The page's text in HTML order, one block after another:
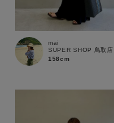
mai
SUPER SHOP 鳥取店
158cm